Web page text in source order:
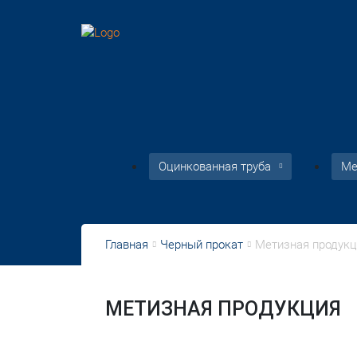
Оцинкованная труба
Труба оцинк.
Труба оцинк.
электросварная
Главная Черный прокат Метизная
МЕТИЗНАЯ ПРОДУКЦИЯ